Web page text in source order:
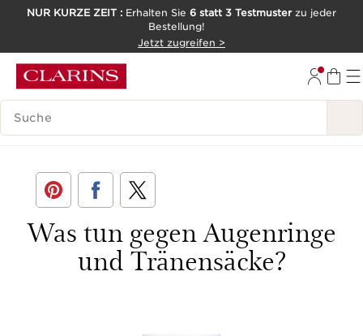
NUR KURZE ZEIT : Erhalten Sie 6 statt 3 Testmusterzu jeder
Bestellung!
Jetzt zugreifen >
LEGENDE SUCHEN
< Zurück
Was tun gegen Augenringe
und Tränensäcke?